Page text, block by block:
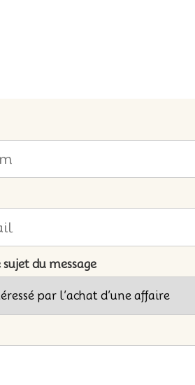
sujet du message